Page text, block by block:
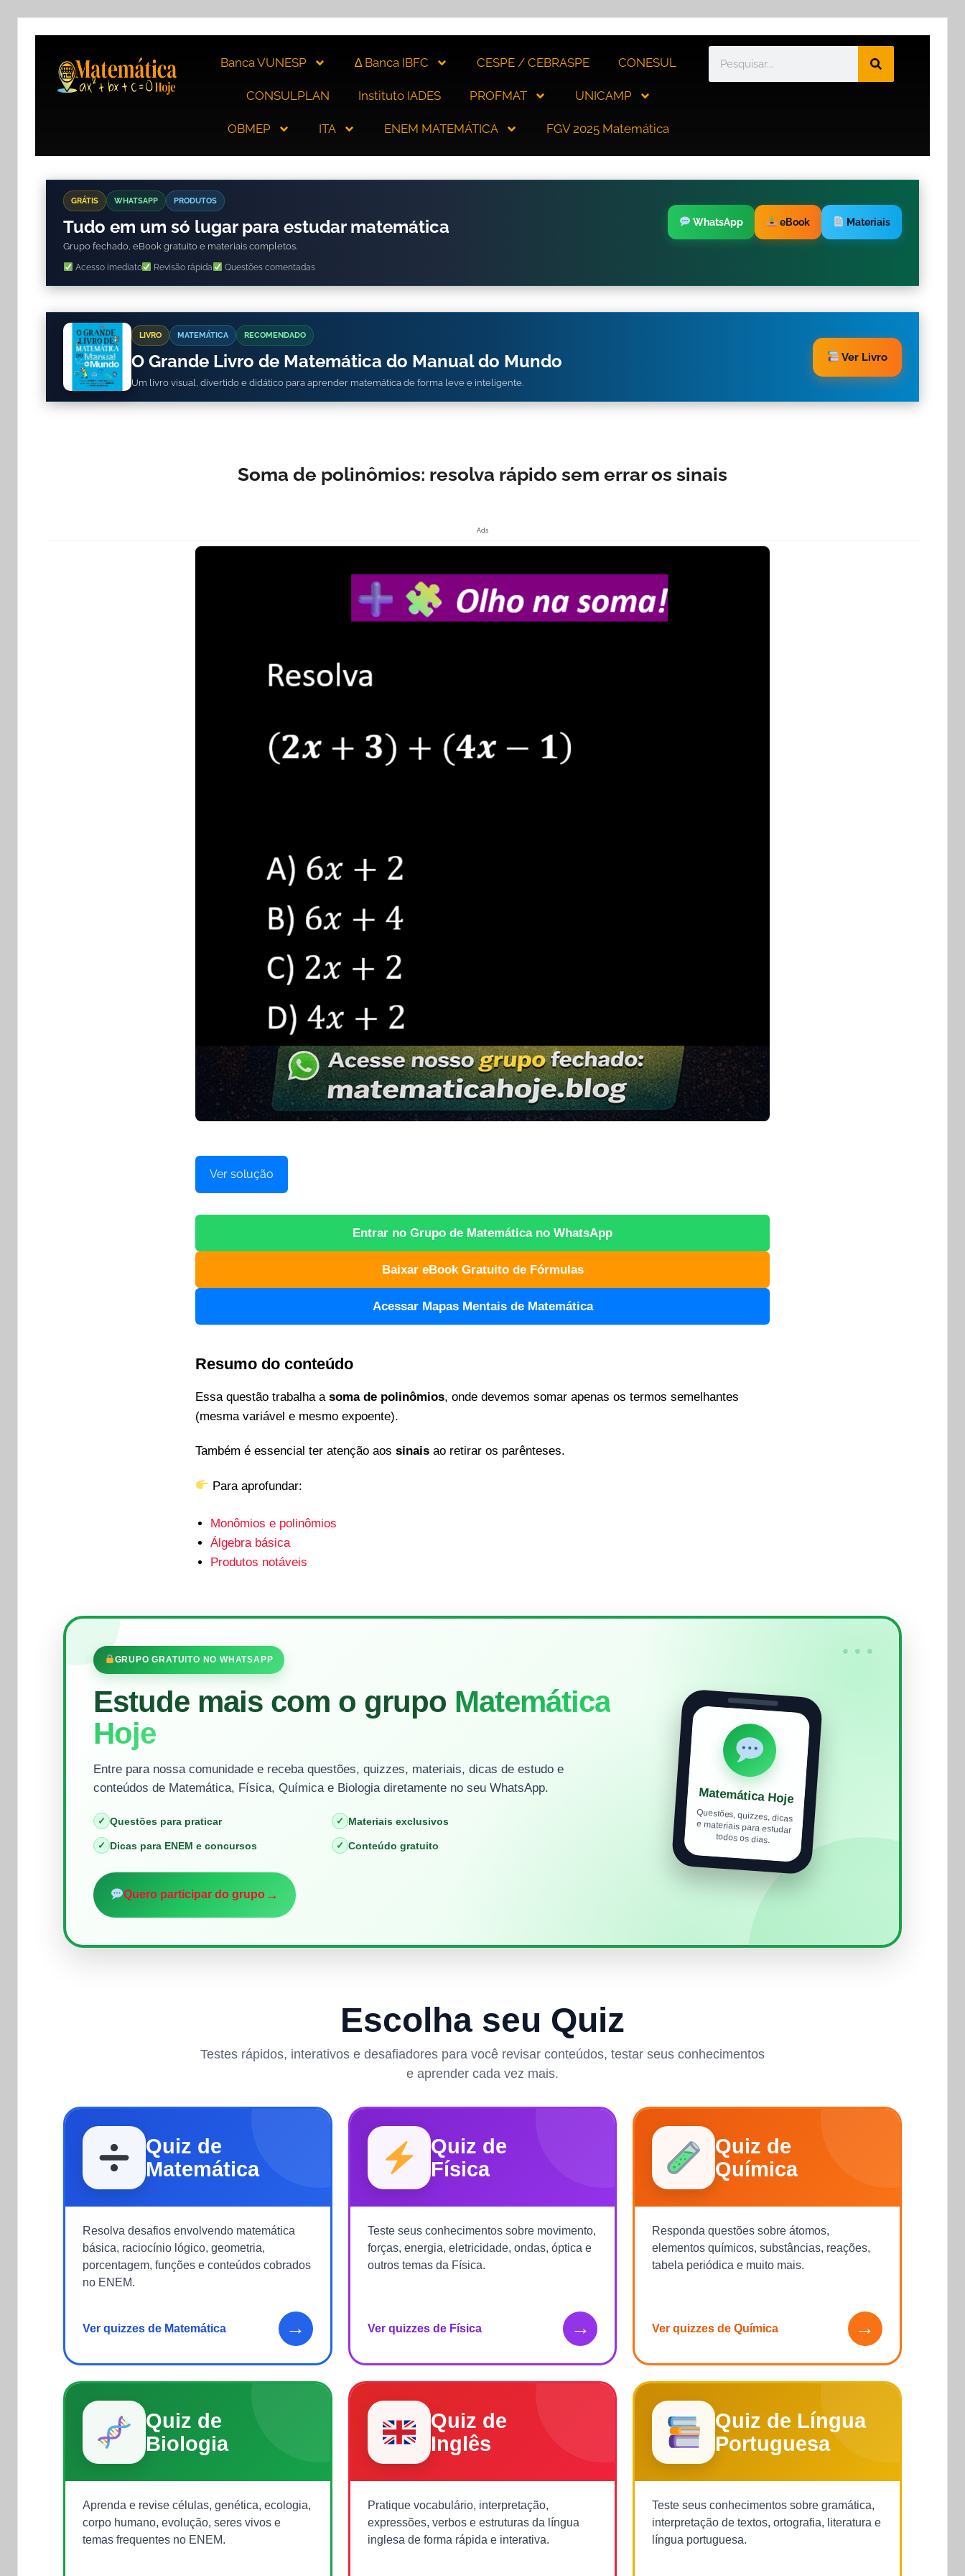
Banca VUNESP ∆ Banca IBFC CESPE / CEBRASPE CONESUL
CONSULPLAN Instituto IADES PROFMAT UNICAMP
OBMEP ITA ENEM MATEMÁTICA FGV 2025 Matemática
GRÁTIS WHATSAPP PRODUTOS
Tudo em um só lugar para estudar matemática
Grupo fechado, eBook gratuito e materiais completos.
WhatsApp eBook Materiais
Acesso imediato Revisão rápida Questões comentadas
LIVRO MATEMÁTICA RECOMENDADO
O Grande Livro de Matemática do Manual do Mundo
Um livro visual, divertido e didático para aprender matemática de forma leve e inteligente.
Ver Livro
Soma de polinômios: resolva rápido sem errar os sinais
Ads
Ver solução
Entrar no Grupo de Matemática no WhatsApp
Baixar eBook Gratuito de Fórmulas
Acessar Mapas Mentais de Matemática
Resumo do conteúdo
Essa questão trabalha a soma de polinômios, onde devemos somar apenas os termos semelhantes
(mesma variável e mesmo expoente).
Também é essencial ter atenção aos sinais ao retirar os parênteses.
Para aprofundar:
Monômios e polinômios
Álgebra básica
Produtos notáveis
•••
GRUPO GRATUITO NO WHATSAPP
Estude mais com o grupo Matemática
Hoje
Entre para nossa comunidade e receba questões, quizzes, materiais, dicas de estudo e
conteúdos de Matemática, Física, Química e Biologia diretamente no seu WhatsApp.
✓ Questões para praticar ✓ Materiais exclusivos
✓ Dicas para ENEM e concursos ✓ Conteúdo gratuito
Quero participar do grupo→
Matemática Hoje
Questões, quizzes, dicas
e materiais para estudar
todos os dias.
Escolha seu Quiz
Testes rápidos, interativos e desafiadores para você revisar conteúdos, testar seus conhecimentos
e aprender cada vez mais.
Quiz de
Matemática
Resolva desafios envolvendo matemática
básica, raciocínio lógico, geometria,
porcentagem, funções e conteúdos cobrados
no ENEM.
Ver quizzes de Matemática →
Quiz de
Física
Teste seus conhecimentos sobre movimento,
forças, energia, eletricidade, ondas, óptica e
outros temas da Física.
Ver quizzes de Física →
Quiz de
Química
Responda questões sobre átomos,
elementos químicos, substâncias, reações,
tabela periódica e muito mais.
Ver quizzes de Química →
Quiz de
Biologia
Aprenda e revise células, genética, ecologia,
corpo humano, evolução, seres vivos e
temas frequentes no ENEM.
Quiz de
Inglês
Pratique vocabulário, interpretação,
expressões, verbos e estruturas da língua
inglesa de forma rápida e interativa.
Quiz de Língua
Portuguesa
Teste seus conhecimentos sobre gramática,
interpretação de textos, ortografia, literatura e
língua portuguesa.